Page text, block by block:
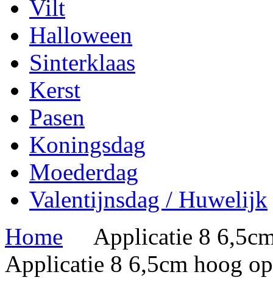
Vilt
Halloween
Sinterklaas
Kerst
Pasen
Koningsdag
Moederdag
Valentijnsdag / Huwelijk
Home
Applicatie 8
Applicatie 8 6,5cm hoog